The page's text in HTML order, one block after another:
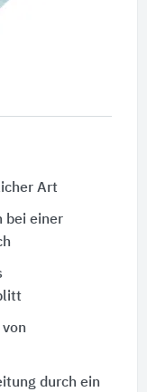
Art
bei einer
durch ein